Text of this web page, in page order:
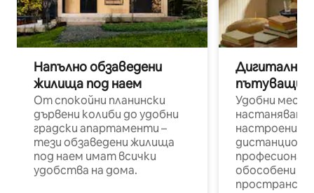
Напълно обзаведени
жилища под наем
От спокойни планински
дървени колиби до удобни
градски апартаменти –
тези обзаведени жилища
под наем имат всички
удобства на дома.
Дигитални
пътуващи
Удобни
настаняване
настроени и
обособени